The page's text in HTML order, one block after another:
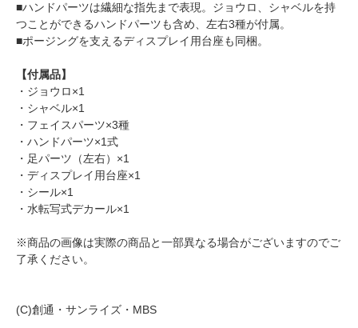
■ハンドパーツは繊細な指先まで表現。ジョウロ、シャベルを持
つことができるハンドパーツも含め、左右3種が付属。
■ポージングを支えるディスプレイ用台座も同梱。
【付属品】
・ジョウロ×1
・シャベル×1
・フェイスパーツ×3種
・ハンドパーツ×1式
・足パーツ（左右）×1
・ディスプレイ用台座×1
・シール×1
・水転写式デカール×1
※商品の画像は実際の商品と一部異なる場合がございますのでご
了承ください。
(C)創通・サンライズ・MBS